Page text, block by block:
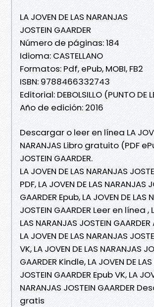
LA JOVEN DE LAS NARANJAS
JOSTEIN GAARDER
Número de páginas: 184
Idioma: CASTELLANO
Formatos: Pdf, ePub, MOBI, FB2
ISBN: 9788466332743
Editorial: DEBOLSILLO (PUNTO DE
Año de edición: 2016
Descargar o leer en línea LA
NARANJAS Libro gratuito (PDF
JOSTEIN GAARDER.
LA JOVEN DE LAS NARANJAS
PDF, LA JOVEN DE LAS NARANJAS
GAARDER Epub, LA JOVEN DE LAS
JOSTEIN GAARDER Leer en línea ,
LAS NARANJAS JOSTEIN
LA JOVEN DE LAS NARANJAS
VK, LA JOVEN DE LAS NARANJAS
GAARDER Kindle, LA JOVEN DE
JOSTEIN GAARDER Epub VK, LA
NARANJAS JOSTEIN GAARDER
gratis